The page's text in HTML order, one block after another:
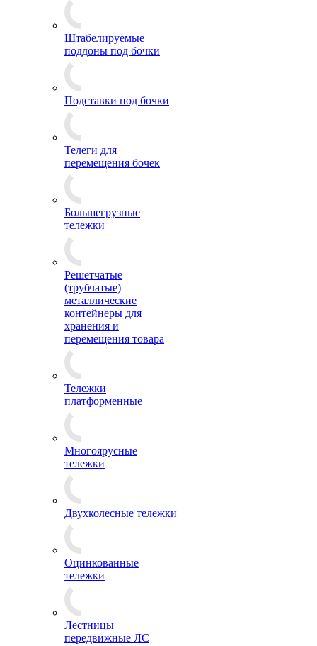
Штабелируемые
поддоны под бочки
Подставки под бочки
Телеги для
перемещения бочек
Большегрузные
тележки
Решетчатые
(трубчатые)
металлические
контейнеры для
хранения и
перемещения товара
Тележки
платформенные
Многоярусные
тележки
Двухколесные тележки
Оцинкованные
тележки
Лестницы
передвижные ЛС